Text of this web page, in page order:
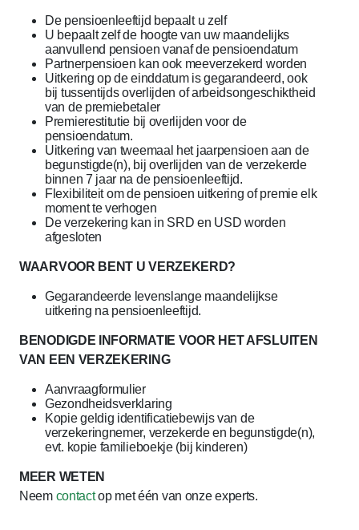
De pensioenleeftijd bepaalt u zelf
U bepaalt zelf de hoogte van uw maandelijks
aanvullend pensioen vanaf de pensioendatum
Partnerpensioen kan ook meeverzekerd worden
Uitkering op de einddatum is gegarandeerd, ook
bij tussentijds overlijden of arbeidsongeschiktheid
van de premiebetaler
Premierestitutie bij overlijden voor de
pensioendatum.
Uitkering van tweemaal het jaarpensioen aan de
begunstigde(n), bij overlijden van de verzekerde
binnen 7 jaar na de pensioenleeftijd.
Flexibiliteit om de pensioen uitkering of premie elk
moment te verhogen
De verzekering kan in SRD en USD worden
afgesloten
WAARVOOR BENT U VERZEKERD?
Gegarandeerde levenslange maandelijkse
uitkering na pensioenleeftijd.
BENODIGDE INFORMATIE VOOR HET AFSLUITEN
VAN EEN VERZEKERING
Aanvraagformulier
Gezondheidsverklaring
Kopie geldig identificatiebewijs van de
verzekeringnemer, verzekerde en begunstigde(n),
evt. kopie familieboekje (bij kinderen)
MEER WETEN
Neem contactop met één van onze experts.